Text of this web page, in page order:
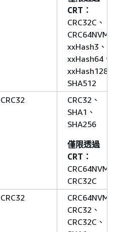
CRT：
CRC32C、
CRC64NVME
xxHash3、
xxHash64、
xxHash128、
SHA512
CRC32
CRC32、
SHA1、
SHA256
僅限透過
CRT：
CRC64NVME
CRC32C
CRC32
CRC64NVME
CRC32、
CRC32C、